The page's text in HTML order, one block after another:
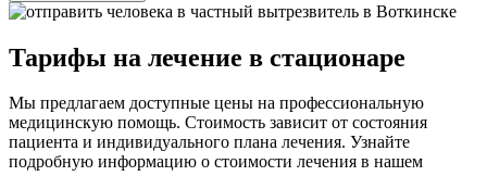
Тарифы на лечение в стационаре
Мы предлагаем доступные цены на профессиональную
медицинскую помощь. Стоимость зависит от состояния
пациента и индивидуального плана лечения. Узнайте
подробную информацию о стоимости лечения в нашем